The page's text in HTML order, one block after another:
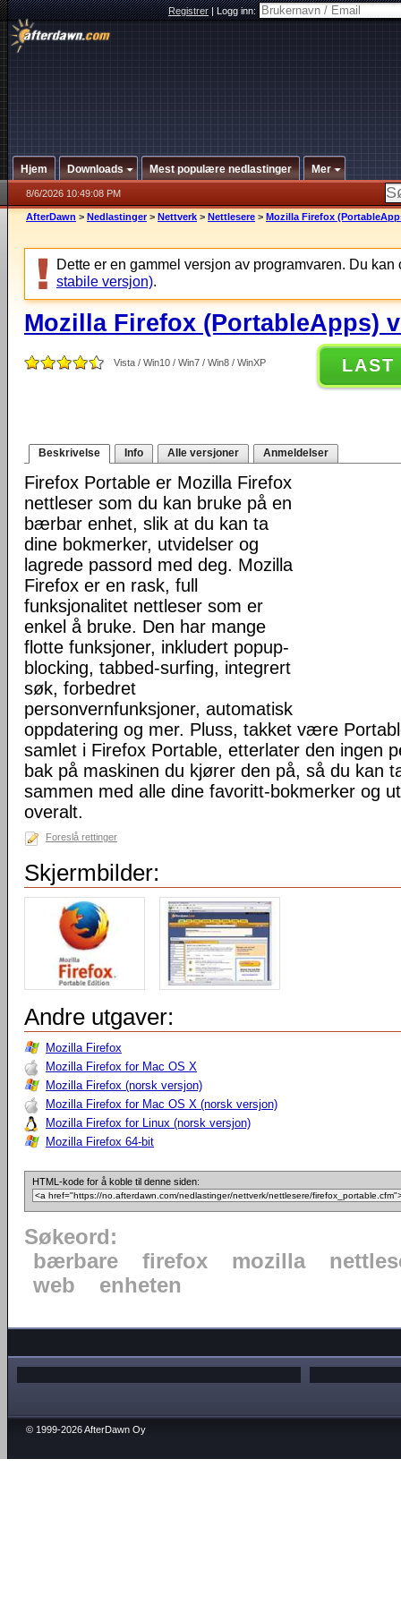
Registrer|Logg inn:
Hjem Downloads Mest populære nedlastinger Mer
8/6/2026 10:49:08 PM
AfterDawn > Nedlastinger > Nettverk > Nettlesere > Mozilla Firefox
Dette er en gammel versjon av programvaren. Du
stabile versjon).
Mozilla Firefox (PortableApps)
Vista / Win10 / Win7 / Win8 / WinXP LAST
Beskrivelse Info Alle versjoner Anmeldelser
Firefox Portable er Mozilla Firefox
nettleser som du kan bruke på en
bærbar enhet, slik at du kan ta
dine bokmerker, utvidelser og
lagrede passord med deg. Mozilla
Firefox er en rask, full
funksjonalitet nettleser som er
enkel å bruke. Den har mange
flotte funksjoner, inkludert popup-
blocking, tabbed-surfing, integrert
søk, forbedret
personvernfunksjoner, automatisk
oppdatering og mer. Pluss, takket være
samlet i Firefox Portable, etterlater den ingen
bak på maskinen du kjører den på, så du kan
sammen med alle dine favoritt-bokmerker og
overalt.
Foreslå rettinger
Skjermbilder:
Andre utgaver:
Mozilla Firefox
Mozilla Firefox for Mac OS X
Mozilla Firefox (norsk versjon)
Mozilla Firefox for Mac OS X (norsk versjon)
Mozilla Firefox for Linux (norsk versjon)
Mozilla Firefox 64-bit
HTML-kode for å koble til denne siden:
Søkeord:
bærbare
firefox mozilla
web
enheten
© 1999-2026 AfterDawn Oy